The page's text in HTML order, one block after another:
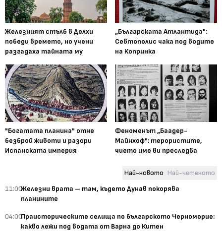
Железният стълб в Делхи
победи времето, но учени
разгадаха тайната му
„Българската Атлантида":
Севтополис чака под водите
на Копринка
"Богатата планина" отне
безброй животи и разори
Испанската империя
Феноменът „Баадер-
Майнхоф": терористите,
чието име ви преследва
Най-новото Най-четеното
11:00Железни врата – там, където Дунав покорява
планините
04:00Праисторическите селища по българското Черноморие:
какво лежи под водата от Варна до Китен